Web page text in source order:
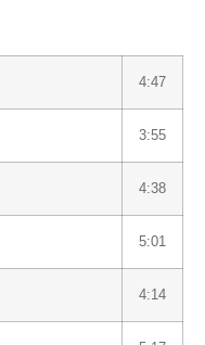
4:47
3:55
4:38
5:01
4:14